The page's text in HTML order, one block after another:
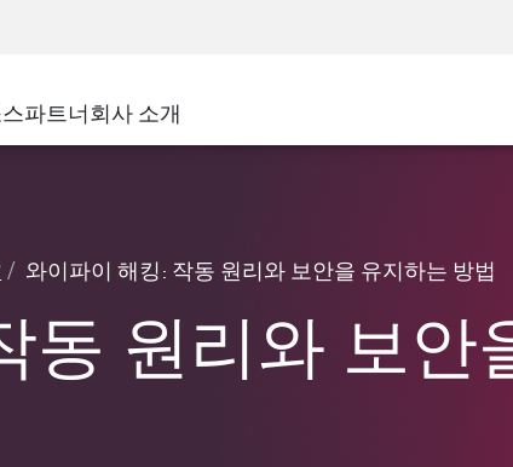
지(SASE)
통신사/서비스 제공업체
이벤트 및 웨비나
파트너Google Cloud Platform
회사 소개
와이파이 해킹: 작동 원리와 보안을 유지하는 방법
동 원리와 보안